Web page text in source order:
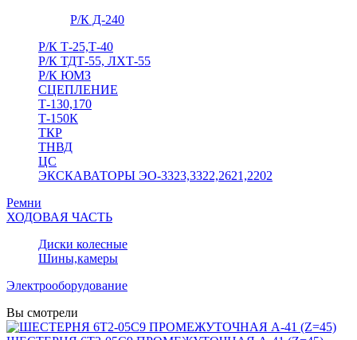
Р/К Д-240
Р/К Т-25,Т-40
Р/К ТДТ-55, ЛХТ-55
Р/К ЮМЗ
СЦЕПЛЕНИЕ
Т-130,170
Т-150К
ТКР
ТНВД
ЦС
ЭКСКАВАТОРЫ ЭО-3323,3322,2621,2202
Ремни
ХОДОВАЯ ЧАСТЬ
Диски колесные
Шины,камеры
Электрооборудование
Вы смотрели